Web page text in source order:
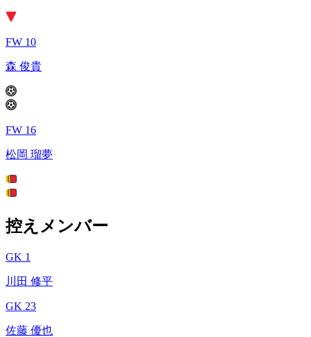
FW 10
森 俊貴
FW 16
松岡 瑠夢
控えメンバー
GK 1
川田 修平
GK 23
佐藤 優也